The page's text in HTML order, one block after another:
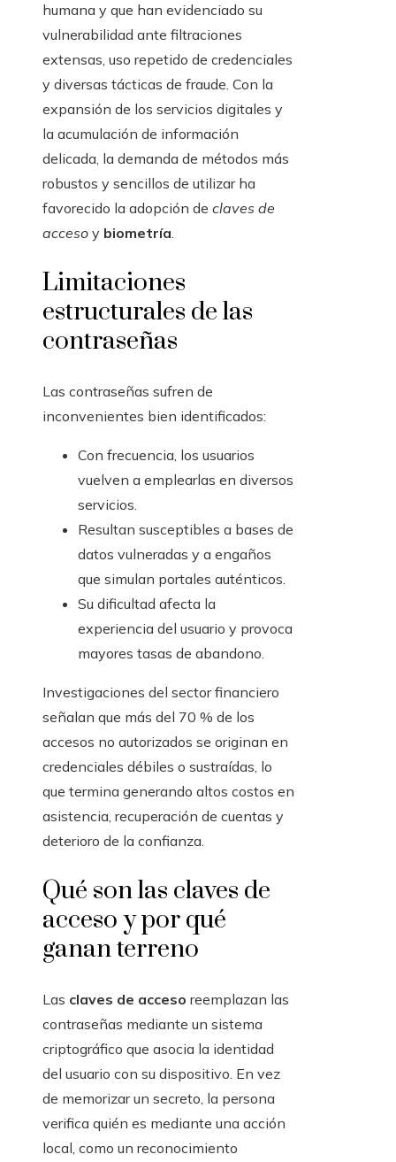
humana y que han evidenciado su
vulnerabilidad ante filtraciones
extensas, uso repetido de credenciales
y diversas tácticas de fraude. Con la
expansión de los servicios digitales y
la acumulación de información
delicada, la demanda de métodos más
robustos y sencillos de utilizar ha
favorecido la adopción de claves de
acceso y biometría.
Limitaciones
estructurales de las
contraseñas
Las contraseñas sufren de
inconvenientes bien identificados:
Con frecuencia, los usuarios
vuelven a emplearlas en diversos
servicios.
Resultan susceptibles a bases de
datos vulneradas y a engaños
que simulan portales auténticos.
Su dificultad afecta la
experiencia del usuario y provoca
mayores tasas de abandono.
Investigaciones del sector financiero
señalan que más del 70 % de los
accesos no autorizados se originan en
credenciales débiles o sustraídas, lo
que termina generando altos costos en
asistencia, recuperación de cuentas y
deterioro de la confianza.
Qué son las claves de
acceso y por qué
ganan terreno
Las claves de acceso reemplazan las
contraseñas mediante un sistema
criptográfico que asocia la identidad
del usuario con su dispositivo. En vez
de memorizar un secreto, la persona
verifica quién es mediante una acción
local, como un reconocimiento